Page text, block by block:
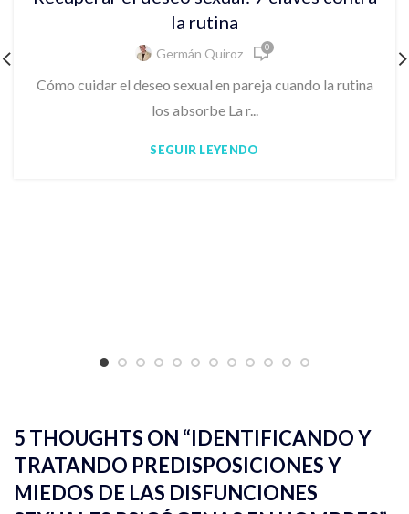
la rutina
Germán Quiroz 0
Cómo cuidar el deseo sexual en pareja cuando la rutina
los absorbe La r...
SEGUIR LEYENDO
5 THOUGHTS ON “IDENTIFICANDO Y
TRATANDO PREDISPOSICIONES Y
MIEDOS DE LAS DISFUNCIONES